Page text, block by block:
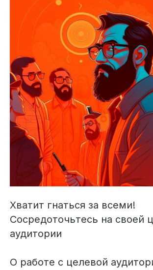
Хватит гнаться за всеми!
Сосредоточьтесь на своей
аудитории
О работе с целевой